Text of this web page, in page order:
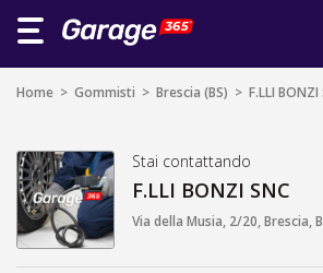
Home > Gommisti > Brescia (BS) > F.LLI BONZI
Stai contattando
F.LLI BONZI SNC
Via della Musia, 2/20, Brescia,